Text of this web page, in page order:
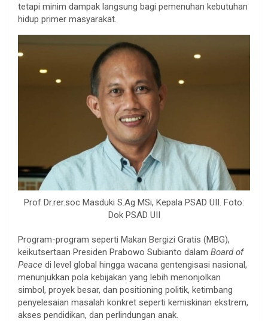
tetapi minim dampak langsung bagi pemenuhan kebutuhan
hidup primer masyarakat.
Prof Dr.rer.soc Masduki S.Ag MSi, Kepala PSAD UII. Foto:
Dok PSAD UII
Program-program seperti Makan Bergizi Gratis (MBG),
keikutsertaan Presiden Prabowo Subianto dalam Board of
Peace di level global hingga wacana gentengisasi nasional,
menunjukkan pola kebijakan yang lebih menonjolkan
simbol, proyek besar, dan positioning politik, ketimbang
penyelesaian masalah konkret seperti kemiskinan ekstrem,
akses pendidikan, dan perlindungan anak.